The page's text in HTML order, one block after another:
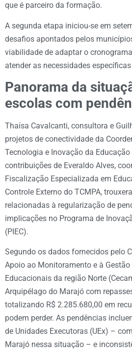
que é parceiro da formação.
A segunda etapa iniciou-se em
desafios apontados pelos
viabilidade de adaptar o
atender as necessidades
Panorama da
escolas com
Thaísa Cavalcanti, consultora e
projetos de conectividade da
Tecnologia e Inovação da
contribuições de Everaldo Alves,
Fiscalização Especializada em
Controle Externo do TCMPA,
relacionadas à regularização de
implicações no Programa de
(PIEC).
Segundo os dados fornecidos pelo
Apoio ao Monitoramento e à
Educacionais da região Norte
Arquipélago do Marajó com
totalizando R$ 2.285.680,00 em
podem perder. As pendências
de Unidades Executoras (UEx) –
Marajó nessa situação – e